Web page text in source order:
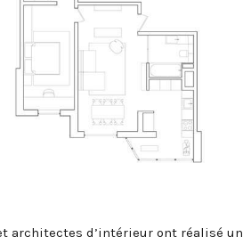
architectes d’intérieur ont réalisé un